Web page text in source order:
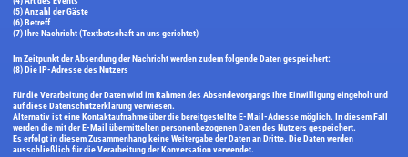
(5) Anzahl der Gäste
(6) Betreff
(7) Ihre Nachricht (Textbotschaft an uns gerichtet)
Im Zeitpunkt der Absendung der Nachricht werden zudem folgende Daten gespeichert:
(8) Die IP-Adresse des Nutzers
Für die Verarbeitung der Daten wird im Rahmen des Absendevorgangs Ihre Einwilligung eingeholt und
auf diese Datenschutzerklärung verwiesen.
Alternativ ist eine Kontaktaufnahme über die bereitgestellte E-Mail-Adresse möglich. In diesem Fall
werden die mit der E-Mail übermittelten personenbezogenen Daten des Nutzers gespeichert.
Es erfolgt in diesem Zusammenhang keine Weitergabe der Daten an Dritte. Die Daten werden
ausschließlich für die Verarbeitung der Konversation verwendet.